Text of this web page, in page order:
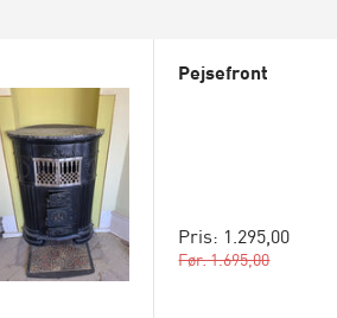
Pejsefront
Pris: 1.295,00
Før: 1.695,00